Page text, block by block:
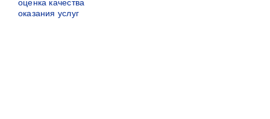
оценка качества
оказания услуг